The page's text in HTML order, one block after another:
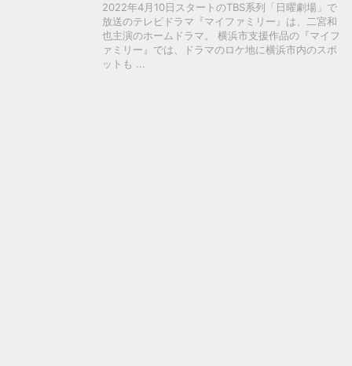
2022年4月10日スタートのTBS系列「日曜劇場」で
放送のテレビドラマ『マイファミリー』は、二宮和
也主演のホームドラマ。 横浜市支援作品の『マイフ
ァミリー』では、ドラマのロケ地に横浜市内のスポ
ットも ...